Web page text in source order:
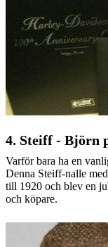
4. Steiff - Björn
Varför bara ha en
Denna Steiff-nalle
till 1920 och blev en
och köpare.